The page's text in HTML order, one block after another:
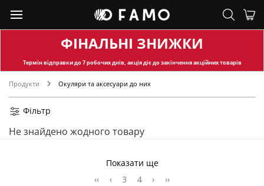
ФІНАЛЬНІ ЗНИЖКИ
Термін відправкидо 7 робочих днів, акція діє до закінчення акційних товарів
Продукти Окуляри та аксесуари до них
Фільтр
Не знайдено жодного товару
Показати ще
‹‹
‹ 3 4 › ››